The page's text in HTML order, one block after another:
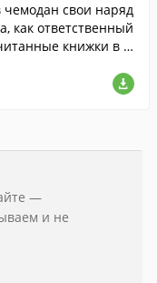
свои наряд
как ответственный
книжки в б
—
и не